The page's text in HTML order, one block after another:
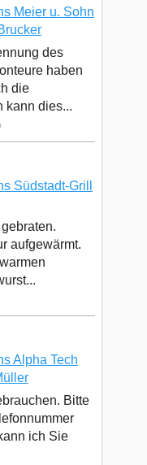
Meier u. Sohn
des
haben
die
kann dies...
Südstadt-Grill
aufgewärmt.
Alpha Tech
Bitte
ich Sie